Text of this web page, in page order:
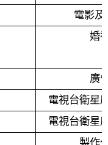
電影及
婚
廣
電視台衛星
電視台衛星